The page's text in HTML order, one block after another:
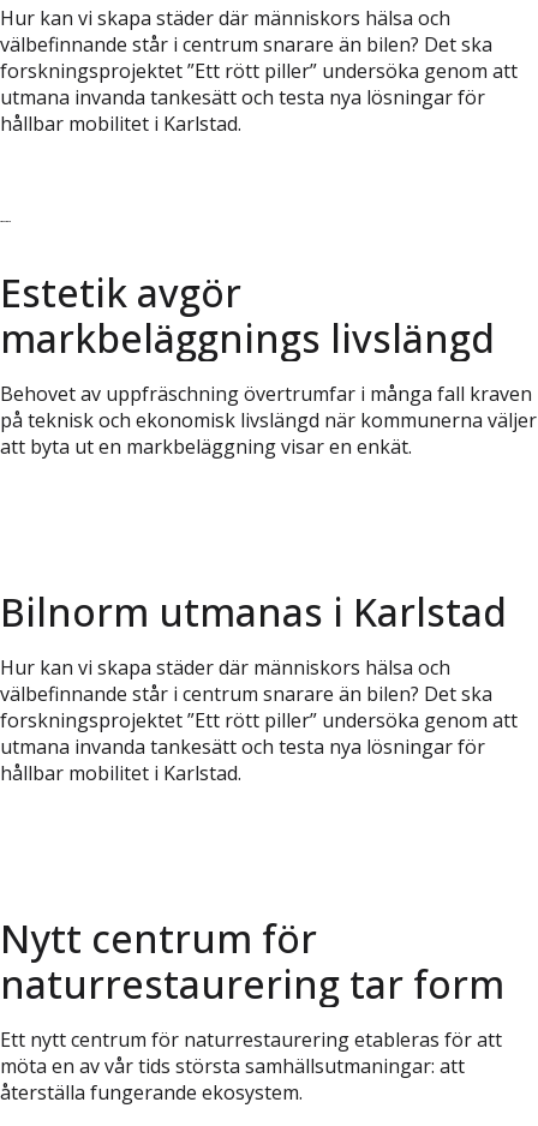
Hur kan vi skapa städer där människors hälsa och
välbefinnande står i centrum snarare än bilen? Det ska
forskningsprojektet ”Ett rött piller” undersöka genom att
utmana invanda tankesätt och testa nya lösningar för
hållbar mobilitet i Karlstad.
Estetik avgör
markbeläggnings livslängd
Behovet av uppfräschning övertrumfar i många fall kraven
på teknisk och ekonomisk livslängd när kommunerna väljer
att byta ut en markbeläggning visar en enkät.
Bilnorm utmanas i Karlstad
Hur kan vi skapa städer där människors hälsa och
välbefinnande står i centrum snarare än bilen? Det ska
forskningsprojektet ”Ett rött piller” undersöka genom att
utmana invanda tankesätt och testa nya lösningar för
hållbar mobilitet i Karlstad.
Nytt centrum för
naturrestaurering tar form
Ett nytt centrum för naturrestaurering etableras för att
möta en av vår tids största samhällsutmaningar: att
återställa fungerande ekosystem.